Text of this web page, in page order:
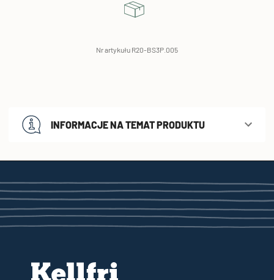
Nr artykułu R20-BS3P.005
INFORMACJE NA TEMAT PRODUKTU